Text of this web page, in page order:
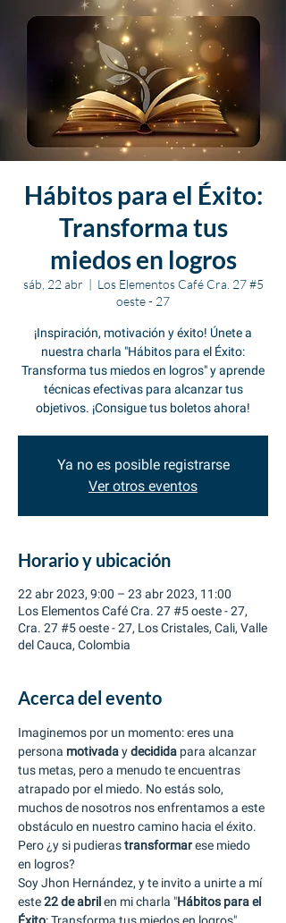
Hábitos para el Éxito:
Transforma tus
miedos en logros
sáb, 22 abr
  |
Los Elementos Café Cra. 27 #5
oeste - 27
¡Inspiración, motivación y éxito! Únete a
nuestra charla "Hábitos para el Éxito:
Transforma tus miedos en logros" y aprende
técnicas efectivas para alcanzar tus
objetivos. ¡Consigue tus boletos ahora!
Ya no es posible registrarse
Ver otros eventos
Horario y ubicación
22 abr 2023, 9:00 – 23 abr 2023, 11:00
Los Elementos Café Cra. 27 #5 oeste - 27,
Cra. 27 #5 oeste - 27, Los Cristales, Cali, Valle
del Cauca, Colombia
Acerca del evento
Imaginemos por un momento: eres una
persona motivada y decidida para alcanzar
tus metas, pero a menudo te encuentras
atrapado por el miedo. No estás solo,
muchos de nosotros nos enfrentamos a este
obstáculo en nuestro camino hacia el éxito.
Pero ¿y si pudieras transformar ese miedo
en logros?
Soy Jhon Hernández, y te invito a unirte a mí
este 22 de abril en mi charla "Hábitos para el